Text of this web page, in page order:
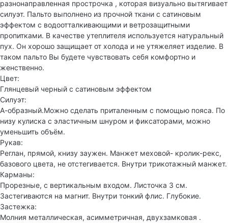
разнонаправленная прострочка , которая визуально вытягивает
силуэт. Пальто выполнено из прочной ткани с сатиновым
эффектом с водоотталкивающими и ветрозащитными
пропитками. В качестве утеплителя используется натуральный
пух. Он хорошо защищает от холода и не утяжеляет изделие. В
таком пальто Вы будете чувствовать себя комфортно и
женственно.
Цвет:
Глянцевый черный с сатиновым эффектом
Силуэт:
А-образный.Можно сделать приталенным с помощью пояса. По
низу кулиска с эластичным шнуром и фиксаторами, можно
уменьшить объём.
Рукав:
Реглан, прямой, книзу заужен. Манжет меховой- кролик-рекс,
базового цвета, не отстегивается. Внутри трикотажный манжет.
Карманы:
Прорезные, с вертикальным входом. Листочка 3 см.
Застегиваются на магнит. Внутри тонкий флис. Глубокие.
Застежка:
Молния металлическая, асимметричная, двухзамковая .